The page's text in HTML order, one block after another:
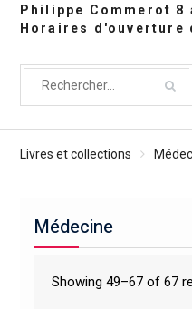
Livres et collections
Médecine
Showing 49–67 of 67